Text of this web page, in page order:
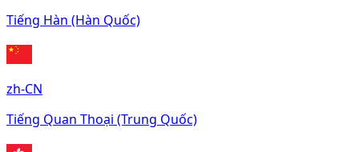
Tiếng Hàn (Hàn Quốc)
zh-CN
Tiếng Quan Thoại (Trung Quốc)